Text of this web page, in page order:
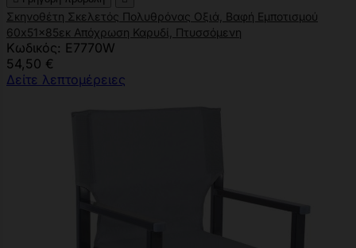
Σκηνοθέτη Σκελετός Πολυθρόνας Οξιά, Βαφή Εμποτισμού
60x51x85εκ Απόχρωση Καρυδί, Πτυσσόμενη
Κωδικός: Ε7770W
54,50 €
Δείτε λεπτομέρειες